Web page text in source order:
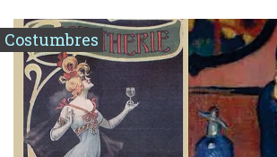
Costumbres